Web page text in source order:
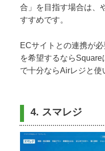
合」を目指す場合は、
すすめです。
ECサイトとの連携が
を希望するなら
で十分ならAirレジと使
4. スマレジ